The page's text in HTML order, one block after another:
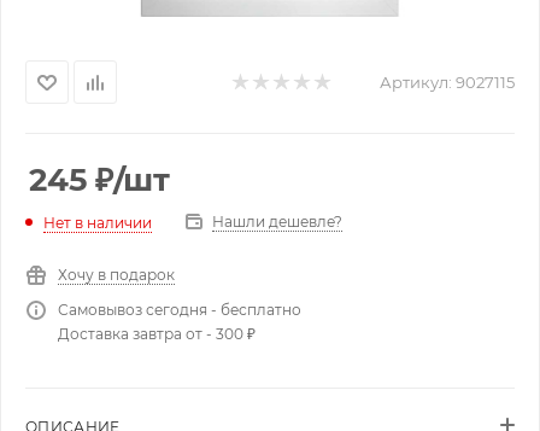
Артикул: 9027115
245 ₽/шт
Нет в наличии Нашли дешевле?
Хочу в подарок
Самовывоз сегодня - бесплатно
Доставка завтра от - 300 ₽
ОПИСАНИЕ